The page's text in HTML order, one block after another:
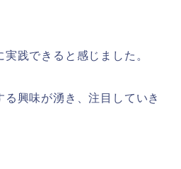
践できると感じました。
る興味が湧き、注目していき